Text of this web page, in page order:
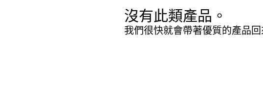
沒有此類產品。
我們很快就會帶著優質的產品